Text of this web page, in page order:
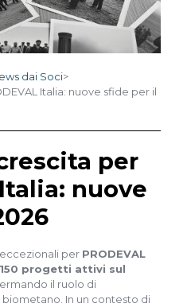
dai Soci>
Italia: nuove sfide per il
per
nuove
eccezionali per PRODEVAL
150 progetti attivi sul
il ruolo di
In un contesto di